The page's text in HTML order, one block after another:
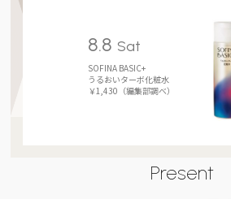
8.8 Sat
SOFINA BASIC+
うるおいターボ化粧水
￥1,430（編集部調べ）
Present